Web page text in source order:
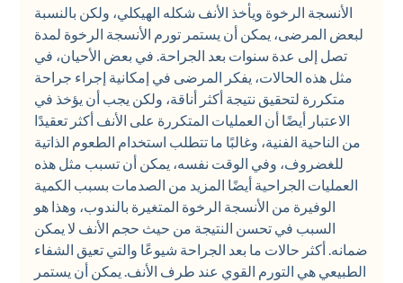
الأنسجة الرخوة ويأخذ الأنف شكله الهيكلي، ولكن بالنسبة
لبعض المرضى، يمكن أن يستمر تورم الأنسجة الرخوة لمدة
تصل إلى عدة سنوات بعد الجراحة. في بعض الأحيان، في
مثل هذه الحالات، يفكر المرضى في إمكانية إجراء جراحة
متكررة لتحقيق نتيجة أكثر أناقة، ولكن يجب أن يؤخذ في
الاعتبار أيضًا أن العمليات المتكررة على الأنف أكثر تعقيدًا
من الناحية الفنية، وغالبًا ما تتطلب استخدام الطعوم الذاتية
للغضروف، وفي الوقت نفسه، يمكن أن تسبب مثل هذه
العمليات الجراحية أيضًا المزيد من الصدمات بسبب الكمية
الوفيرة من الأنسجة الرخوة المتغيرة بالندوب، وهذا هو
السبب في تحسن النتيجة من حيث حجم الأنف لا يمكن
ضمانه. أكثر حالات ما بعد الجراحة شيوعًا والتي تعيق الشفاء
الطبيعي هي التورم القوي عند طرف الأنف. يمكن أن يستمر